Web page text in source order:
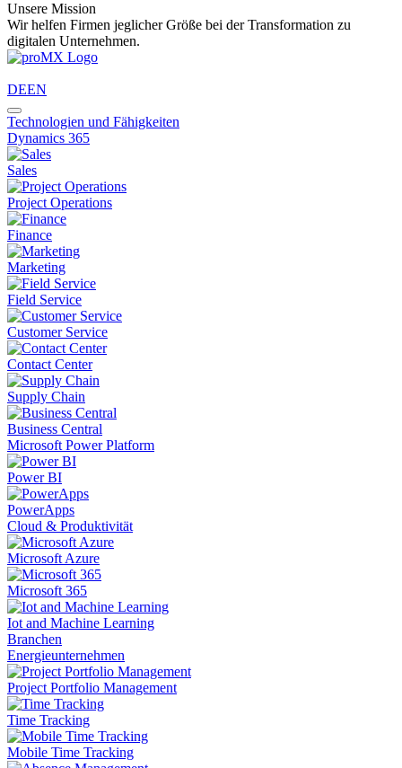
Unsere Mission
Wir helfen Firmen jeglicher Größe bei der Transformation zu
digitalen Unternehmen.
DEEN
Technologien und Fähigkeiten
Dynamics 365
Sales
Project Operations
Finance
Marketing
Field Service
Customer Service
Contact Center
Supply Chain
Business Central
Microsoft Power Platform
Power BI
PowerApps
Cloud & Produktivität
Microsoft Azure
Microsoft 365
Iot and Machine Learning
Branchen
Energieunternehmen
Project Portfolio Management
Time Tracking
Mobile Time Tracking